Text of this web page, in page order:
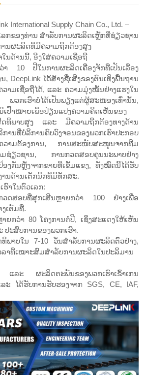
International Supply Chain Co., Ltd. –
ກຂອງທ່ານ ສຳລັບການຜະລິດເຫຼັກທີ່ຊ່ຽວຊານ
ານຜະລິດທີ່ມີຄວາມຖືກຕ້ອງສູງ
ໃນດ້ານນີ້, ອີງໃສ່ຄວາມເຊື່ອຖື
າ 10 ປີໃນການຜະລິດເຄື່ອງຈັກທີ່ເປັນເລື່ອງ
, DeepLink ໄດ້ສ້າງຊື່ເສີງຂອງຕົນເທິງພື້ນຖານ
າມເຊື່ອຖືໄດ້, ແລະ ຄວາມມຸ່ງໝັ້ນຢ່າງແຮງໃນ
ພວກເຮົາບໍ່ໄດ້ເປັນພຽງແຕ່ຜູ້ສະໜອງເທົ່ານັ້ນ,
ເປົ້າໝາຍເພື່ອປ່ຽນແປງຄວາມຄິດເຫັນຂອງ
ດທິພາບສູງ ແລະ ມີຄວາມຖືກຕ້ອງທາງດ້ານ
ານທີ່ບໍລິການຄົບວົງຈອນຂອງພວກເຮົາປະກອບ
ຄວາມຕ້ອງການ, ການສະໜັບສະໜູນຈາກທີມ
ມຊ່ຽວຊານ, ການກວດສອບຄຸນນະພາບຢ່າງ
ງກັນຫຼັງຈາກຂາຍທີ່ເຂັ້ມແຂງ, ທັງໝົດນີ້ໄດ້ຮັບ
ນດ້ານເຕັກນິກທີ່ມີທັກສະ.
າໃນຕົວເລກ:
ວດສອບທີ່ສຸກເສີນຫຼາຍກວ່າ 100 ຢ່າງເພື່ອ
ເຕັມທີ່.
ຍກວ່າ 80 ໂຄງການຕໍ່ປີ, ເຊິ່ງສະແດງໃຫ້ເຫັນ
ປະສົບການຂອງພວກເຮົາ.
ທິພາບໃນ 7-10 ວັນສຳລັບການຜະລິດຕົວຢ່າງ,
ລາທີ່ເໝາະສົມສຳລັບການຜະລິດໃນປະລິມານ
ລະ ຜະລິດຕະພັນຂອງພວກເຮົາເຂົ້າເກນ
ະ ໄດ້ຮັບການຮັບຮອງຈາກ SGS, CE, IAF,